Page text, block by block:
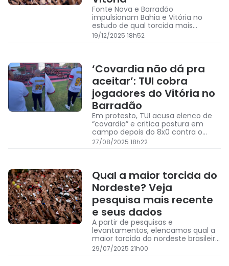
Fonte Nova e Barradão
impulsionam Bahia e Vitória no
estudo de qual torcida mais
barulhenta da Série A
19/12/2025 18h52
‘Covardia não dá pra
aceitar’: TUI cobra
jogadores do Vitória no
Barradão
Em protesto, TUI acusa elenco de
“covardia” e critica postura em
campo depois do 8x0 contra o
Flamengo
27/08/2025 18h22
Qual a maior torcida do
Nordeste? Veja
pesquisa mais recente
e seus dados
A partir de pesquisas e
levantamentos, elencamos qual a
maior torcida do nordeste brasileiro
e também outros detalhes
29/07/2025 21h00